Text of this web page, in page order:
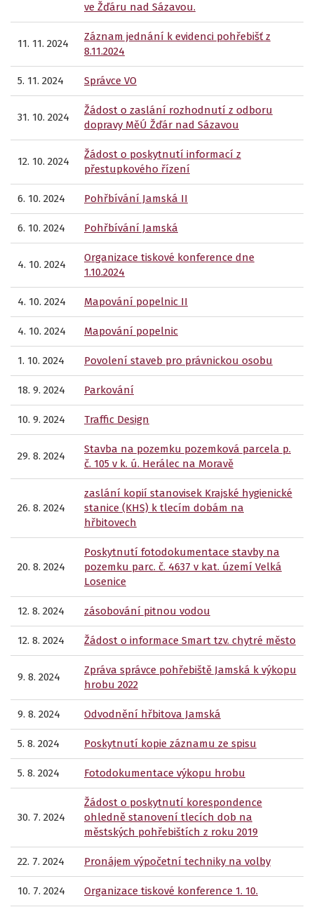
ve Žďáru nad Sázavou.
11. 11. 2024
Záznam jednání k evidenci pohřebišť z
8.11.2024
5. 11. 2024 Správce VO
31. 10. 2024
Žádost o zaslání rozhodnutí z odboru
dopravy MěÚ Žďár nad Sázavou
12. 10. 2024
Žádost o poskytnutí informací z
přestupkového řízení
6. 10. 2024 Pohřbívání Jamská II
6. 10. 2024 Pohřbívání Jamská
4. 10. 2024
Organizace tiskové konference dne
1.10.2024
4. 10. 2024 Mapování popelnic II
4. 10. 2024 Mapování popelnic
1. 10. 2024 Povolení staveb pro právnickou osobu
18. 9. 2024 Parkování
10. 9. 2024 Traffic Design
29. 8. 2024
Stavba na pozemku pozemková parcela p.
č. 105 v k. ú. Herálec na Moravě
26. 8. 2024
zaslání kopií stanovisek Krajské hygienické
stanice (KHS) k tlecím dobám na
hřbitovech
20. 8. 2024
Poskytnutí fotodokumentace stavby na
pozemku parc. č. 4637 v kat. území Velká
Losenice
12. 8. 2024 zásobování pitnou vodou
12. 8. 2024 Žádost o informace Smart tzv. chytré město
9. 8. 2024
Zpráva správce pohřebiště Jamská k výkopu
hrobu 2022
9. 8. 2024 Odvodnění hřbitova Jamská
5. 8. 2024 Poskytnutí kopie záznamu ze spisu
5. 8. 2024 Fotodokumentace výkopu hrobu
30. 7. 2024
Žádost o poskytnutí korespondence
ohledně stanovení tlecích dob na
městských pohřebištích z roku 2019
22. 7. 2024 Pronájem výpočetní techniky na volby
10. 7. 2024 Organizace tiskové konference 1. 10.